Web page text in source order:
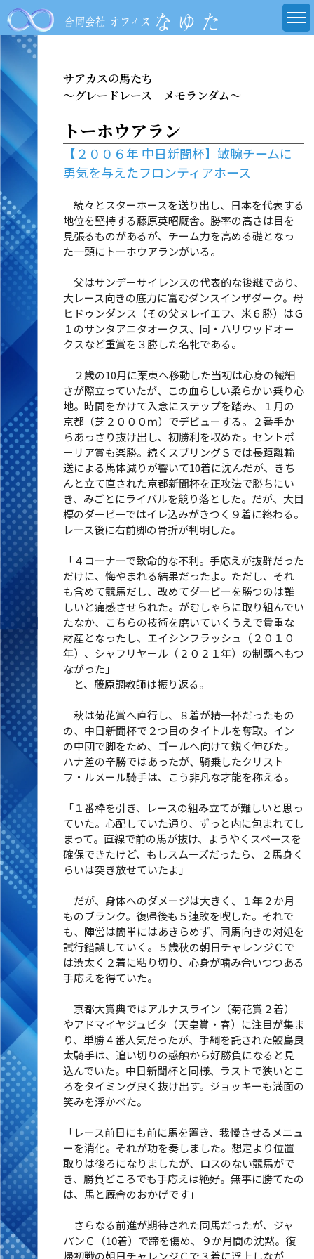
サアカスの馬たち
～グレードレース メモランダム～
トーホウアラン
【２００６年 中日新聞杯】敏腕チームに
勇気を与えたフロンティアホース
続々とスターホースを送り出し、日本を代表する
地位を堅持する藤原英昭厩舎。勝率の高さは目を
見張るものがあるが、チーム力を高める礎となっ
た一頭にトーホウアランがいる。
父はサンデーサイレンスの代表的な後継であり、
大レース向きの底力に富むダンスインザダーク。母
ヒドゥンダンス（その父ヌレイエフ、米６勝）はＧ
１のサンタアニタオークス、同・ハリウッドオー
クスなど重賞を３勝した名牝である。
２歳の10月に栗東へ移動した当初は心身の繊細
さが際立っていたが、この血らしい柔らかい乗り心
地。時間をかけて入念にステップを踏み、１月の
京都（芝２０００ｍ）でデビューする。２番手か
らあっさり抜け出し、初勝利を収めた。セントポ
ーリア賞も楽勝。続くスプリングＳでは長距離輸
送による馬体減りが響いて10着に沈んだが、きち
んと立て直された京都新聞杯を正攻法で勝ちにい
き、みごとにライバルを競り落とした。だが、大目
標のダービーではイレ込みがきつく９着に終わる。
レース後に右前脚の骨折が判明した。
「４コーナーで致命的な不利。手応えが抜群だった
だけに、悔やまれる結果だったよ。ただし、それ
も含めて競馬だし、改めてダービーを勝つのは難
しいと痛感させられた。がむしゃらに取り組んでい
たなか、こちらの技術を磨いていくうえで貴重な
財産となったし、エイシンフラッシュ（２０１０
年）、シャフリヤール（２０２１年）の制覇へもつ
ながった」
と、藤原調教師は振り返る。
秋は菊花賞へ直行し、８着が精一杯だったもの
の、中日新聞杯で２つ目のタイトルを奪取。イン
の中団で脚をため、ゴールへ向けて鋭く伸びた。
ハナ差の辛勝ではあったが、騎乗したクリスト
フ・ルメール騎手は、こう非凡な才能を称える。
「１番枠を引き、レースの組み立てが難しいと思っ
ていた。心配していた通り、ずっと内に包まれてし
まって。直線で前の馬が抜け、ようやくスペースを
確保できたけど、もしスムーズだったら、２馬身く
らいは突き放せていたよ」
だが、身体へのダメージは大きく、１年２か月
ものブランク。復帰後も５連敗を喫した。それで
も、陣営は簡単にはあきらめず、同馬向きの対処を
試行錯誤していく。５歳秋の朝日チャレンジＣで
は渋太く２着に粘り切り、心身が噛み合いつつある
手応えを得ていた。
京都大賞典ではアルナスライン（菊花賞２着）
やアドマイヤジュピタ（天皇賞・春）に注目が集ま
り、単勝４番人気だったが、手綱を託された鮫島良
太騎手は、追い切りの感触から好勝負になると見
込んでいた。中日新聞杯と同様、ラストで狭いとこ
ろをタイミング良く抜け出す。ジョッキーも満面の
笑みを浮かべた。
「レース前日にも前に馬を置き、我慢させるメニュ
ーを消化。それが功を奏しました。想定より位置
取りは後ろになりましたが、ロスのない競馬がで
き、勝負どころでも手応えは絶好。無事に勝てたの
は、馬と厩舎のおかげです」
さらなる前進が期待された同馬だったが、ジャ
パンＣ（10着）で蹄を傷め、９か月間の沈黙。復
帰初戦の朝日チャレンジＣで３着に浮上しなが